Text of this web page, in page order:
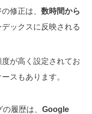
修正は、 数時間から
ックスに反映される
が高く設定されてお
スもあります。
履歴は、 Google